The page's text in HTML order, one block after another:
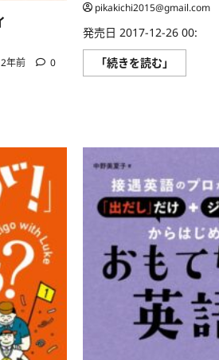
て
ら
に
2年前 0
pikakichi2015@gmail.com
発売日 2017-12-26 00:
「続きを読む」
声
ら
ま
で
英
語
表
現
1000
て
さ
ら
に
読